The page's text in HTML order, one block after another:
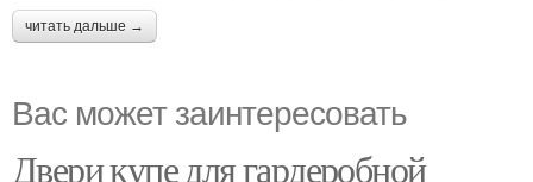
читать дальше →
Вас может заинтересовать
Двери купе для гардеробной